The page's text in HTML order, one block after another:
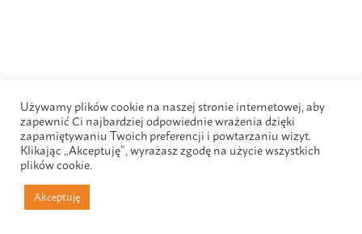
Używamy plików cookie na naszej stronie internetowej, aby
zapewnić Ci najbardziej odpowiednie wrażenia dzięki
zapamiętywaniu Twoich preferencji i powtarzaniu wizyt.
Klikając „Akceptuję”, wyrażasz zgodę na użycie wszystkich
plików cookie.
Akceptuję